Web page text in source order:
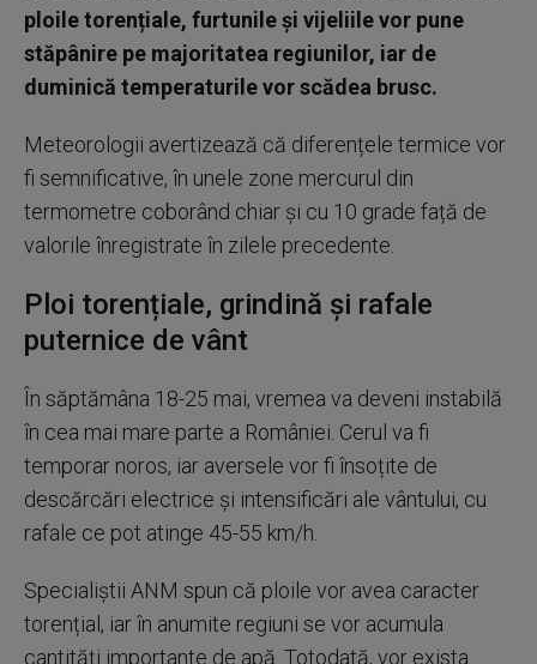
ploile torențiale, furtunile și vijeliile vor pune
stăpânire pe majoritatea regiunilor, iar de
duminică temperaturile vor scădea brusc.
Meteorologii avertizează că diferențele termice vor
fi semnificative, în unele zone mercurul din
termometre coborând chiar și cu 10 grade față de
valorile înregistrate în zilele precedente.
Ploi torențiale, grindină și rafale
puternice de vânt
În săptămâna 18-25 mai, vremea va deveni instabilă
în cea mai mare parte a României. Cerul va fi
temporar noros, iar aversele vor fi însoțite de
descărcări electrice și intensificări ale vântului, cu
rafale ce pot atinge 45-55 km/h.
Specialiștii ANM spun că ploile vor avea caracter
torențial, iar în anumite regiuni se vor acumula
cantități importante de apă. Totodată, vor exista